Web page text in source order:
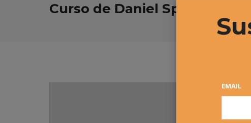
Curso de Daniel Spatz en
EMAIL